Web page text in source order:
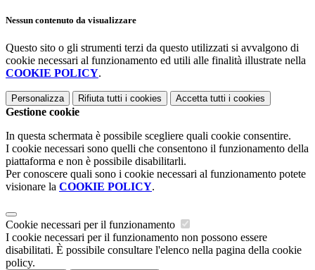
Nessun contenuto da visualizzare
Questo sito o gli strumenti terzi da questo utilizzati si avvalgono di
cookie necessari al funzionamento ed utili alle finalità illustrate nella
COOKIE POLICY.
Personalizza Rifiuta tutti i cookies Accetta tutti i cookies
Gestione cookie
In questa schermata è possibile scegliere quali cookie consentire.
I cookie necessari sono quelli che consentono il funzionamento della
piattaforma e non è possibile disabilitarli.
Per conoscere quali sono i cookie necessari al funzionamento potete
visionare la COOKIE POLICY.
Cookie necessari per il funzionamento
I cookie necessari per il funzionamento non possono essere
disabilitati. È possibile consultare l'elenco nella pagina della cookie
policy.